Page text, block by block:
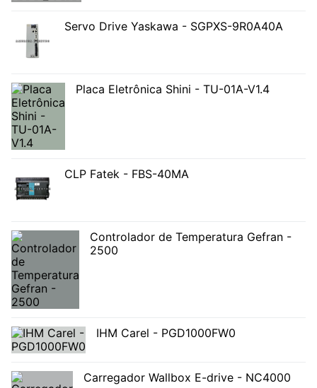
Servo Drive Yaskawa - SGPXS-9R0A40A
Placa Eletrônica Shini - TU-01A-V1.4
CLP Fatek - FBS-40MA
Controlador de Temperatura Gefran -
2500
IHM Carel - PGD1000FW0
Carregador Wallbox E-drive - NC4000